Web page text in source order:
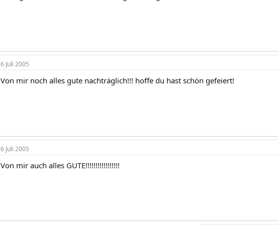
6 Juli 2005
Von mir noch alles gute nachträglich!!! hoffe du hast schön gefeiert!
6 Juli 2005
Von mir auch alles GUTE!!!!!!!!!!!!!!!!!